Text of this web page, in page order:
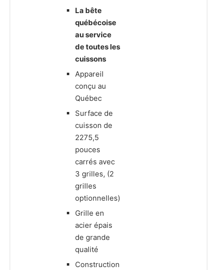
La bête
québécoise
au service
de toutes les
cuissons
Appareil
conçu au
Québec
Surface de
cuisson de
2275,5
pouces
carrés avec
3 grilles, (2
grilles
optionnelles)
Grille en
acier épais
de grande
qualité
Construction